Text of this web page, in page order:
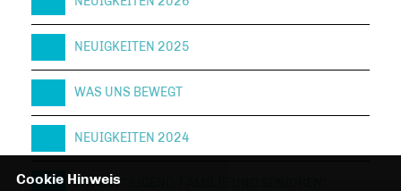
NEUIGKEITEN 2025
WAS UNS BEWEGT
NEUIGKEITEN 2024
FORUM "JUGEND, FAMILIE UND SENIOREN"
Cookie Hinweis